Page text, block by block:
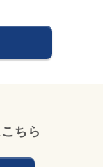
ちら